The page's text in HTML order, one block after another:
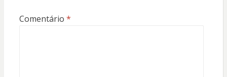
Comentário *